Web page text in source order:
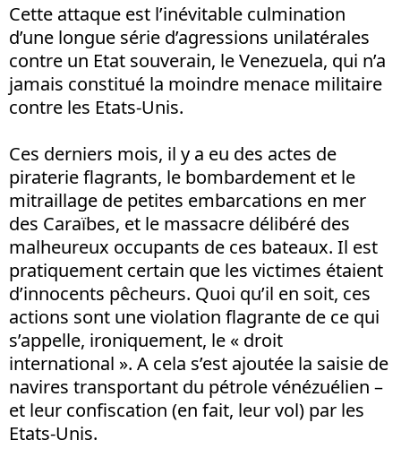
Cette attaque est l’inévitable culmination
d’une longue série d’agressions unilatérales
contre un Etat souverain, le Venezuela, qui n’a
jamais constitué la moindre menace militaire
contre les Etats-Unis.
Ces derniers mois, il y a eu des actes de
piraterie flagrants, le bombardement et le
mitraillage de petites embarcations en mer
des Caraïbes, et le massacre délibéré des
malheureux occupants de ces bateaux. Il est
pratiquement certain que les victimes étaient
d’innocents pêcheurs. Quoi qu’il en soit, ces
actions sont une violation flagrante de ce qui
s’appelle, ironiquement, le « droit
international ». A cela s’est ajoutée la saisie de
navires transportant du pétrole vénézuélien –
et leur confiscation (en fait, leur vol) par les
Etats-Unis.